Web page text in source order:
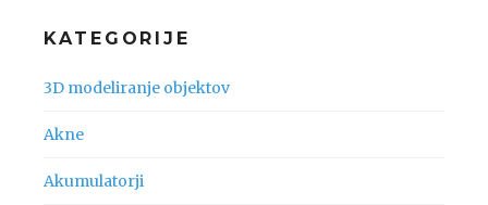
KATEGORIJE
3D modeliranje objektov
Akne
Akumulatorji